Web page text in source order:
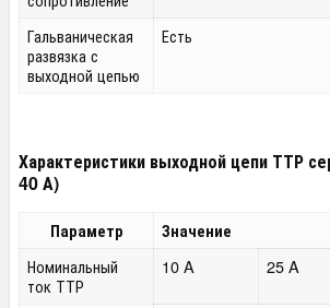
Гальваническая
развязка с
выходной цепью
Есть
Характеристики выходной цепи ТТР
40 А)
Параметр Значение
Номинальный
ток ТТР
10 A 25 A